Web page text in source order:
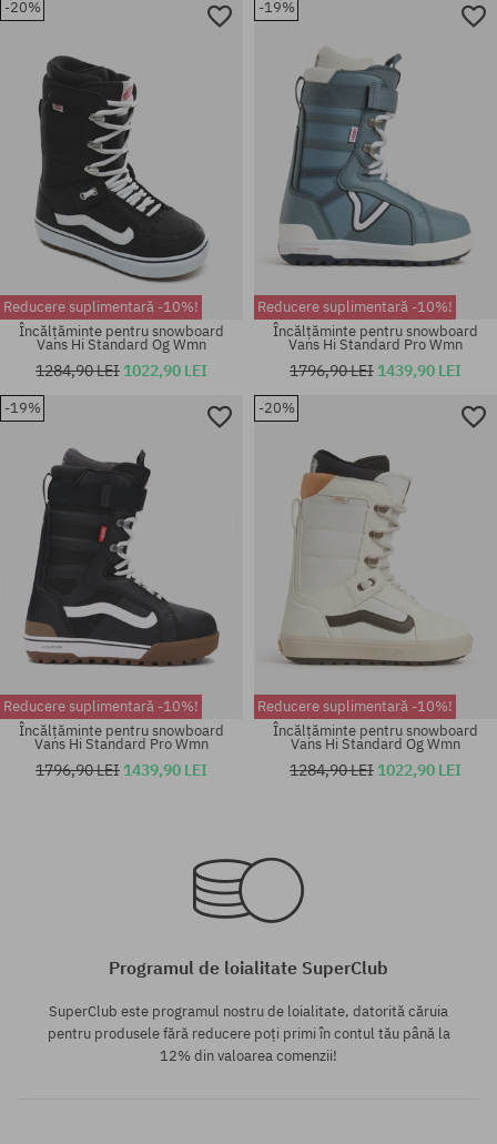
Mărimi existente:
Mărimi existente:
Mărimi existente:
Mărimi existente:
-20%
Reducere suplimentară -10%!
Încălțăminte pentru snowboard
Vans Hi Standard Og Wmn
1284,90 LEI 1022,90 LEI
-19%
Reducere suplimentară -10%!
Încălțăminte pentru snowboard
Vans Hi Standard Pro Wmn
1796,90 LEI 1439,90 LEI
-19%
Reducere suplimentară -10%!
Încălțăminte pentru snowboard
Vans Hi Standard Pro Wmn
1796,90 LEI 1439,90 LEI
-20%
Reducere suplimentară -10%!
Încălțăminte pentru snowboard
Vans Hi Standard Og Wmn
1284,90 LEI 1022,90 LEI
Programul de loialitate SuperClub
SuperClub este programul nostru de loialitate, datorită căruia
pentru produsele fără reducere poți primi în contul tău până la
12% din valoarea comenzii!